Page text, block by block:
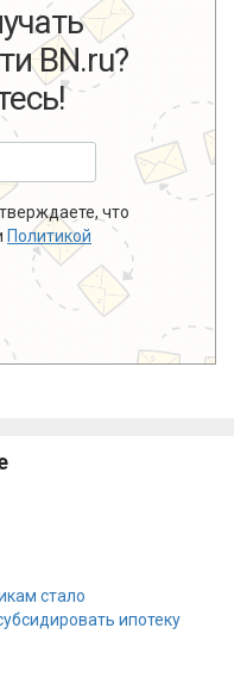
BN.ru?
что
Политикой
стало
ипотеку